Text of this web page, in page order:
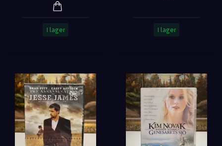
I lager I lager